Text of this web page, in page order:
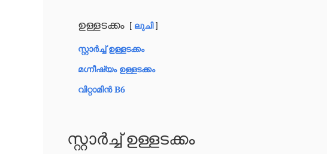
ഉള്ളടക്കം ലുചി
സ്റ്റാർച്ച് ഉള്ളടക്കം
മഗ്നീഷ്യം ഉള്ളടക്കം
വിറ്റാമിൻ B6
സ്റ്റാർച്ച് ഉള്ളടക്കം